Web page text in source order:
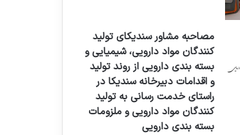
مصاحبه مشاور سندیکای تولید
کنندگان مواد دارویی، شیمیایی و
بسته بندی دارویی از روند تولید
و اقدامات دبیرخانه سندیکا در
راستای خدمت رسانی به تولید
کنندگان مواد دارویی و ملزومات
بسته بندی دارویی